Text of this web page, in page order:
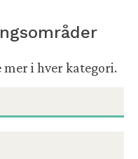
mer i hver kategori.